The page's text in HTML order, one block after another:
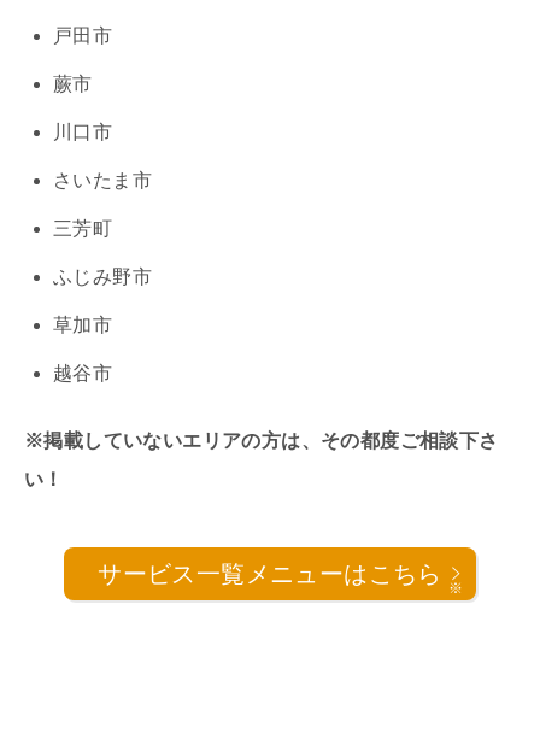
戸田市
蕨市
川口市
さいたま市
三芳町
ふじみ野市
草加市
越谷市
※掲載していないエリアの方は、その都度ご相談下さ
い！
※
サービス一覧メニューはこちら